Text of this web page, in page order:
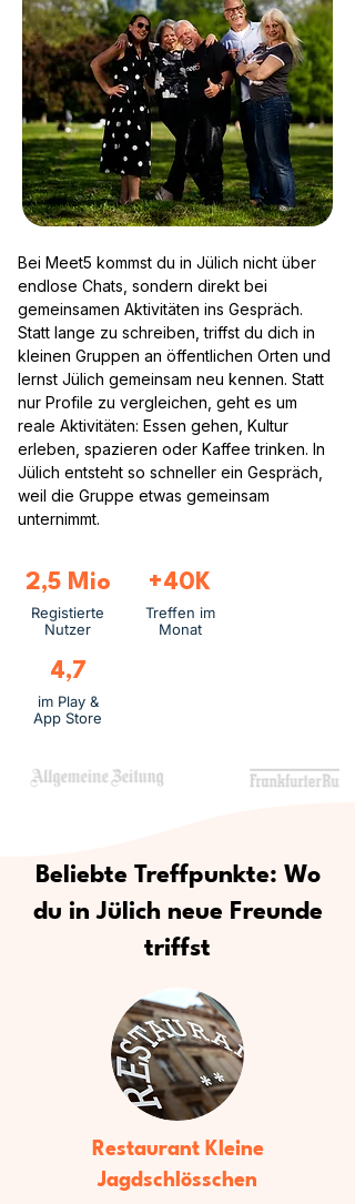
Bei Meet5 kommst du in Jülich nicht über
endlose Chats, sondern direkt bei
gemeinsamen Aktivitäten ins Gespräch.
Statt lange zu schreiben, triffst du dich in
kleinen Gruppen an öffentlichen Orten und
lernst Jülich gemeinsam neu kennen. Statt
nur Profile zu vergleichen, geht es um
reale Aktivitäten: Essen gehen, Kultur
erleben, spazieren oder Kaffee trinken. In
Jülich entsteht so schneller ein Gespräch,
weil die Gruppe etwas gemeinsam
unternimmt.
2,5 Mio
Registierte
Nutzer
+40K
Treffen im
Monat
4,7
im Play &
App Store
Beliebte Treffpunkte: Wo
du in Jülich neue Freunde
triffst
Restaurant Kleine
Jagdschlösschen